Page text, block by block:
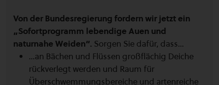
Von der Bundesregierung fordern wir jetzt ein
„Sofortprogramm lebendige Auen und
naturnahe Weiden“. Sorgen Sie dafür, dass...
...an Bächen und Flüssen großflächig Deiche
rückverlegt werden und Raum für
Überschwemmungsbereiche und artenreiche